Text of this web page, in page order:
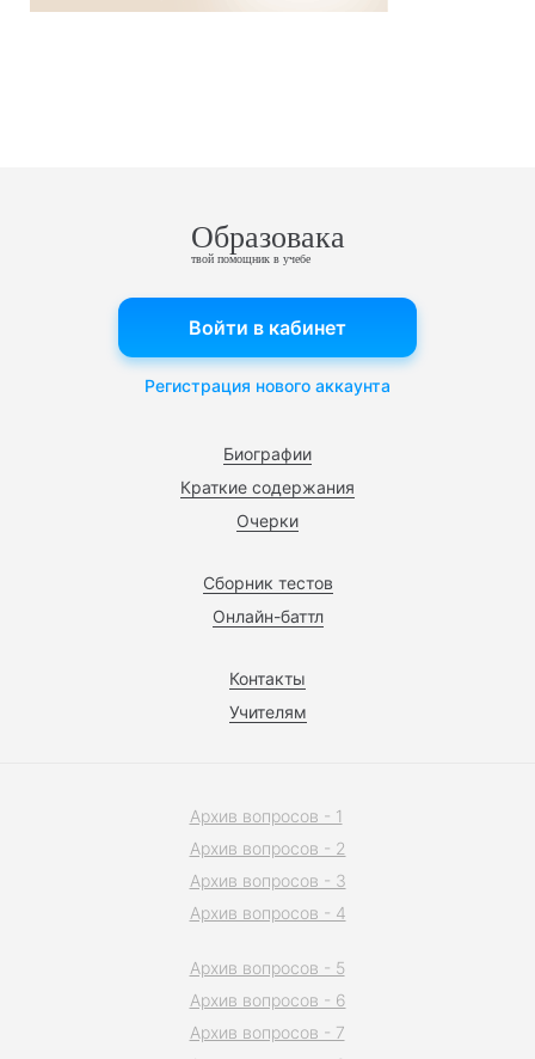
Образовака
твой помощник в учебе
Биографии
Краткие содержания
Очерки
Сборник тестов
Онлайн-баттл
Контакты
Учителям
Войти в кабинет
Регистрация нового аккаунта
Архив вопросов - 1
Архив вопросов - 2
Архив вопросов - 3
Архив вопросов - 4
Архив вопросов - 5
Архив вопросов - 6
Архив вопросов - 7